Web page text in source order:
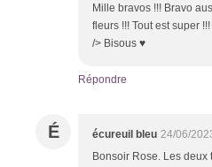
Mille bravos !!! Bravo
fleurs !!! Tout est super
/> Bisous ♥
Répondre
É écureuil bleu 24/06/
Bonsoir Rose. Les